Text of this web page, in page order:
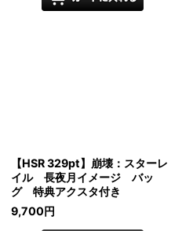
【HSR 329pt】崩壊：スターレ
イル 長夜月イメージ バッ
グ 特典アクスタ付き
9,700円